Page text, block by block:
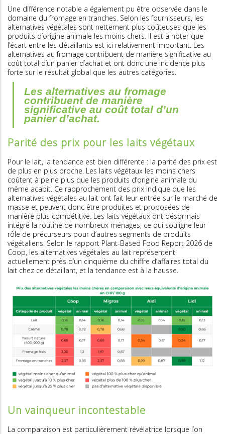
Une différence notable a également pu être observée dans le
domaine du fromage en tranches. Selon les fournisseurs, les
alternatives végétales sont nettement plus coûteuses que les
produits d’origine animale les moins chers. Il est à noter que
l’écart entre les détaillants est ici relativement important. Les
alternatives au fromage contribuent de manière significative au
coût total d’un panier d’achat et ont donc une incidence plus
forte sur le résultat global que les autres catégories.
Les alternatives au fromage
contribuent de manière
significative au coût total d’un
panier d’achat.
Parité des prix pour les laits végétaux
Pour le lait, la tendance est bien différente : la parité des prix est
de plus en plus proche. Les laits végétaux les moins chers
coûtent à peine plus que les produits d’origine animale du
même acabit. Ce rapprochement des prix indique que les
alternatives végétales au lait ont fait leur entrée sur le marché de
masse et peuvent donc être produites et proposées de
manière plus compétitive. Les laits végétaux ont désormais
intégré la routine de nombreux ménages, ce qui souligne leur
rôle de précurseurs pour d’autres segments de produits
végétaliens. Selon le rapport Plant-Based Food Report 2026 de
Coop, les alternatives végétales au lait représentent
actuellement près d’un cinquième du chiffre d’affaires total du
lait chez ce détaillant, et la tendance est à la hausse.
Un vainqueur incontestable
La comparaison est particulièrement révélatrice lorsque l’on